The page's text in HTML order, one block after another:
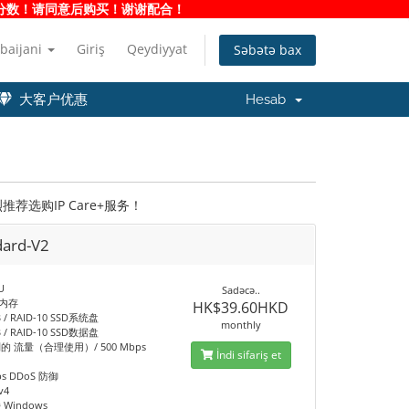
！请同意后购买！谢谢配合！
Giriş Qeydiyyat Səbətə bax
大客户优惠 Hesab
荐选购IP Care+服务！
V2
存
/ RAID-10 SSD系统盘
/ RAID-10 SSD数据盘
流量（合理使用）/ 500 Mbps
DDoS 防御
Windows
Sadəcə..
HK$39.60HKD
monthly
İndi sifariş et